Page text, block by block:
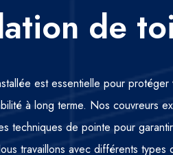
de
est essentielle pour
à long terme. Nos couvreurs
techniques de pointe pour
travaillons avec différents types